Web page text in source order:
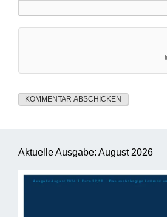
Aktuelle Ausgabe: August 2026